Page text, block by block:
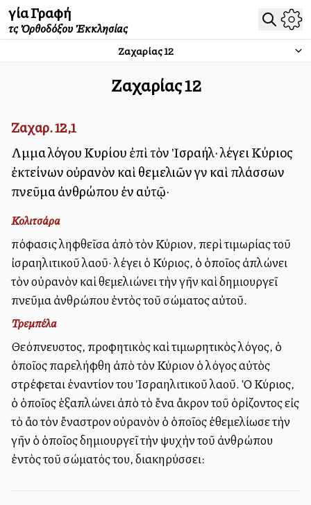
Ἁγία Γραφή
τῆς Ὀρθοδόξου Ἐκκλησίας
Ζαχαρίας12
Ζαχαρίας12
Ζαχαρ. 12,1
Λῆμμα λόγου Κυρίου ἐπὶ τὸν Ἰσραήλ· λέγει Κύριος
ἐκτείνων οὐρανὸν καὶ θεμελιῶν γῆν καὶ πλάσσων
πνεῦμα ἀνθρώπου ἐν αὐτῷ·
Κολιτσάρα
Ἀπόφασις ληφθεῖσα ἀπὸ τὸν Κύριον, περὶ τιμωρίας τοῦ
ἰσραηλιτικοῦ λαοῦ· λέγει ὁ Κύριος, ὁ ὁποῖος ἀπλώνει
τὸν οὐρανὸν καὶ θεμελιώνει τὴν γῆν καὶ δημιουργεῖ
πνεῦμα ἀνθρώπου ἐντὸς τοῦ σώματος αὐτοῦ.
Τρεμπέλα
Θεόπνευστος, προφητικὸς καὶ τιμωρητικὸς λόγος, ὁ
ὁποῖος παρελήφθη ἀπὸ τὸν Κύριον ὁ λόγος αὐτὸς
στρέφεται ἐναντίον του Ἰσραηλιτικοῦ λαοῦ. Ὁ Κύριος,
ὁ ὁποῖος ἑξαπλώνει ἀπὸ τὸ ἕνα ἄκρον τοῦ ὁρίζοντος εἰς
τὸ ἄλλο τὸν ἔναστρον οὐρανὸν ὁ ὁποῖος ἐθεμελίωσε τὴν
γῆν ὁ ὁποῖος δημιουργεῖ τὴν ψυχὴν τοῦ ἀνθρώπου
ἐντὸς τοῦ σώματός του, διακηρύσσει: